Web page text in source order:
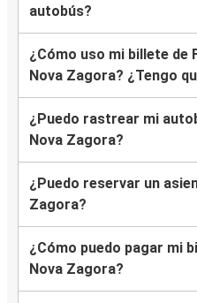
autobús?
¿Cómo uso mi billete de
Nova Zagora? ¿Tengo
¿Puedo rastrear mi
Nova Zagora?
¿Puedo reservar un
Zagora?
¿Cómo puedo pagar mi
Nova Zagora?